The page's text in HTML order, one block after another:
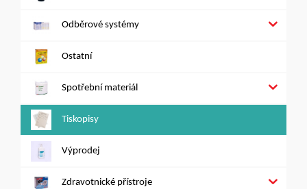
Odběrové systémy
Ostatní
Spotřební materiál
Tiskopisy
Výprodej
Zdravotnické přístroje